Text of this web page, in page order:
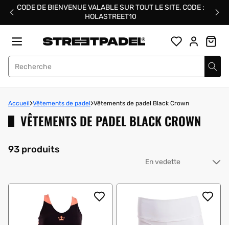
PasserCODE DE BIENVENUE VALABLE SUR TOUT LE SITE, CODE :
HOLASTREET10
Street Padel
Accueil Vêtements de padel Vêtements de padel Black Crown
VÊTEMENTS DE PADEL BLACK CROWN
93 produits
: